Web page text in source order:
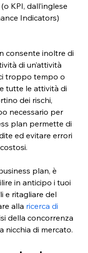
KPI, dall’inglese
Indicators)
consente inoltre di
di un’attività
troppo tempo o
tutte le attività di
dei rischi,
necessario per
plan permette di
ed evitare errori
plan, è
in anticipo i tuoi
e ritagliare del
alla ricerca di
della concorrenza
nicchia di mercato.